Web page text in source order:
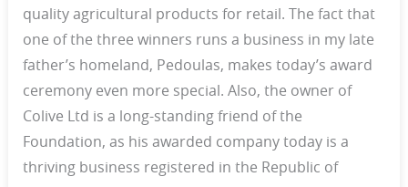
quality agricultural products for retail. The fact that
one of the three winners runs a business in my late
father’s homeland, Pedoulas, makes today’s award
ceremony even more special. Also, the owner of
Colive Ltd is a long-standing friend of the
Foundation, as his awarded company today is a
thriving business registered in the Republic of